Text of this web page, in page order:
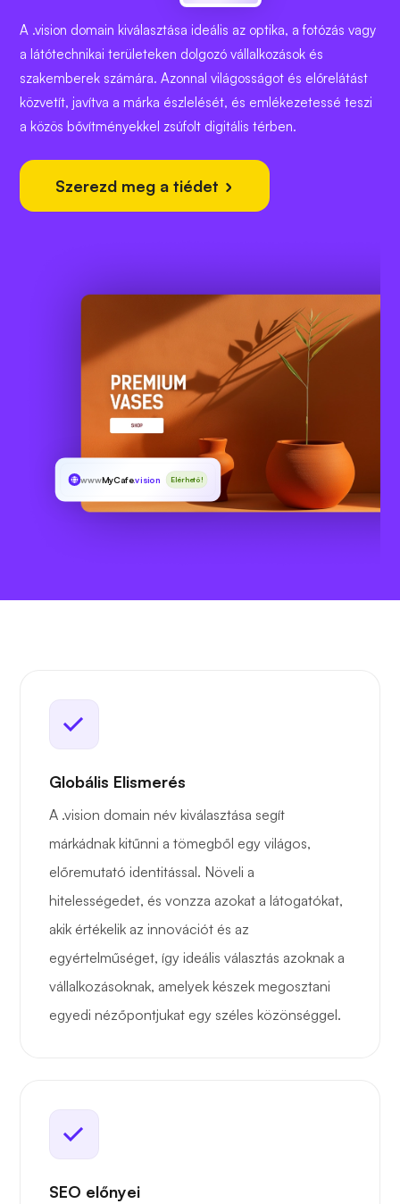
A .vision domain kiválasztása ideális az optika, a fotózás vagy
a látótechnikai területeken dolgozó vállalkozások és
szakemberek számára. Azonnal világosságot és előrelátást
közvetít, javítva a márka észlelését, és emlékezetessé teszi
a közös bővítményekkel zsúfolt digitális térben.
Szerezd meg a tiédet
wwwMyCafe.vision Elérhető!
Globális Elismerés
A .vision domain név kiválasztása segít
márkádnak kitűnni a tömegből egy világos,
előremutató identitással. Növeli a
hitelességedet, és vonzza azokat a látogatókat,
akik értékelik az innovációt és az
egyértelműséget, így ideális választás azoknak a
vállalkozásoknak, amelyek készek megosztani
egyedi nézőpontjukat egy széles közönséggel.
SEO előnyei